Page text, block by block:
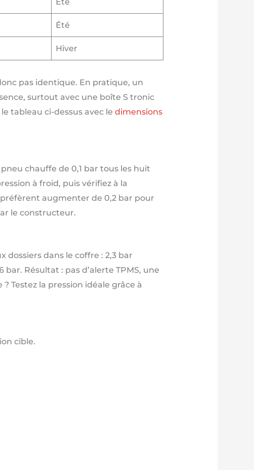
Été
Hiver
pas identique. En pratique, un
surtout avec une boîte S tronic
tableau ci-dessus avec le dimensions
chauffe de 0,1 bar tous les huit
à froid, puis vérifiez à la
augmenter de 0,2 bar pour
le constructeur.
dossiers dans le coffre : 2,3 bar
Résultat : pas d’alerte TPMS, une
Testez la pression idéale grâce à
cible.